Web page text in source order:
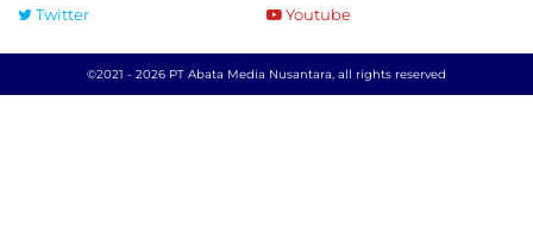
Twitter Youtube
©2021 - 2026 PT Abata Media Nusantara, all rights reserved